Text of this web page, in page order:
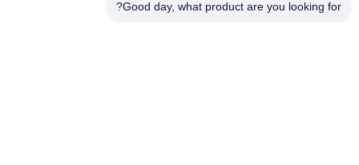
اتصال سريع
Good day, what product are you looking for?